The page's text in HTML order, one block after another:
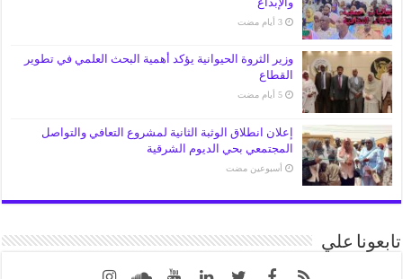
‏3 أيام مضت
وزير الثروة الحيوانية يؤكد أهمية البحث العلمي في تطوير
القطاع
‏5 أيام مضت
إعلان انطلاق الوثبة الثانية لمشروع التعافي والتواصل
المجتمعي بحي الديوم الشرقية
‏أسبوعين مضت
تابعونا علي